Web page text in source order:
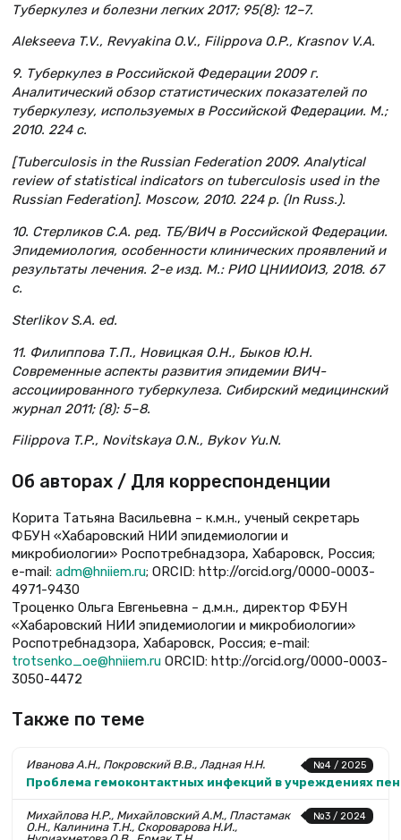
Туберкулез и болезни легких 2017; 95(8): 12–7.
Alekseeva T.V., Revyakina O.V., Filippova O.P., Krasnov V.A.
9. Туберкулез в Российской Федерации 2009 г.
Аналитический обзор статистических показателей по
туберкулезу, используемых в Российской Федерации. М.;
2010. 224 c.
[Tuberculosis in the Russian Federation 2009. Analytical
review of statistical indicators on tuberculosis used in the
Russian Federation]. Moscow, 2010. 224 р. (In Russ.).
10. Стерликов С.А. ред. ТБ/ВИЧ в Российской Федерации.
Эпидемиология, особенности клинических проявлений и
результаты лечения. 2-е изд. М.: РИО ЦНИИОИЗ, 2018. 67
с.
Sterlikov S.A. ed.
11. Филиппова Т.П., Новицкая О.Н., Быков Ю.Н.
Современные аспекты развития эпидемии ВИЧ-
ассоциированного туберкулеза. Сибирский медицинский
журнал 2011; (8): 5–8.
Filippova T.P., Novitskaya O.N., Bykov Yu.N.
Об авторах / Для корреспонденции
Корита Татьяна Васильевна – к.м.н., ученый секретарь
ФБУН «Хабаровский НИИ эпидемиологии и
микробиологии» Роспотребнадзора, Хабаровск, Россия;
e-mail: adm@hniiem.ru; ORCID: http://orcid.org/0000-0003-
4971-9430
Троценко Ольга Евгеньевна – д.м.н., директор ФБУН
«Хабаровский НИИ эпидемиологии и микробиологии»
Роспотребнадзора, Хабаровск, Россия; e-mail:
trotsenko_oe@hniiem.ru ORCID: http://orcid.org/0000-0003-
3050-4472
Также по теме
№4 / 2025
Иванова А.Н., Покровский В.В., Ладная Н.Н.
Проблема гемоконтактных инфекций в учреждениях
№3 / 2024
Михайлова Н.Р., Михайловский А.М., Пластамак
О.Н., Калинина Т.Н., Скороварова Н.И.,